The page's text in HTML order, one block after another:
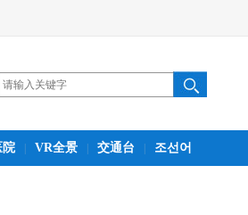
院 VR全景 交通台 조선어